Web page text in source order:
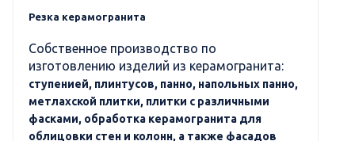
Резка керамогранита
Собственное производство по
изготовлению изделий из керамогранита:
ступенией, плинтусов, панно, напольных панно,
метлахской плитки, плитки с различными
фасками, обработка керамогранита для
облицовки стен и колонн, а также фасадов